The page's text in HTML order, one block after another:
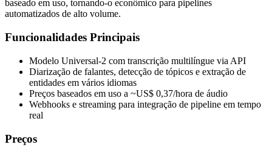
baseado em uso, tornando-o econômico para pipelines
automatizados de alto volume.
Funcionalidades Principais
Modelo Universal-2 com transcrição multilíngue via API
Diarização de falantes, detecção de tópicos e extração de
entidades em vários idiomas
Preços baseados em uso a ~US$ 0,37/hora de áudio
Webhooks e streaming para integração de pipeline em tempo
real
Preços